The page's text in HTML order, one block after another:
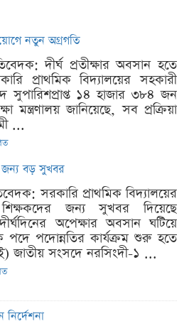
নতুন অগ্রগতি
দীর্ঘ প্রতীক্ষার অবসান হতে
প্রাথমিক বিদ্যালয়ের সহকারী
সুপারিশপ্রাপ্ত ১৪ হাজার ৩৮৪ জন
মন্ত্রণালয় জানিয়েছে, সব প্রক্রিয়া
...
জন্য বড় সুখবর
সরকারি প্রাথমিক বিদ্যালয়ের
জন্য সুখবর দিয়েছে
অপেক্ষার অবসান ঘটিয়ে
পদে পদোন্নতির কার্যক্রম শুরু হতে
জাতীয় সংসদে নরসিংদী-১ ...